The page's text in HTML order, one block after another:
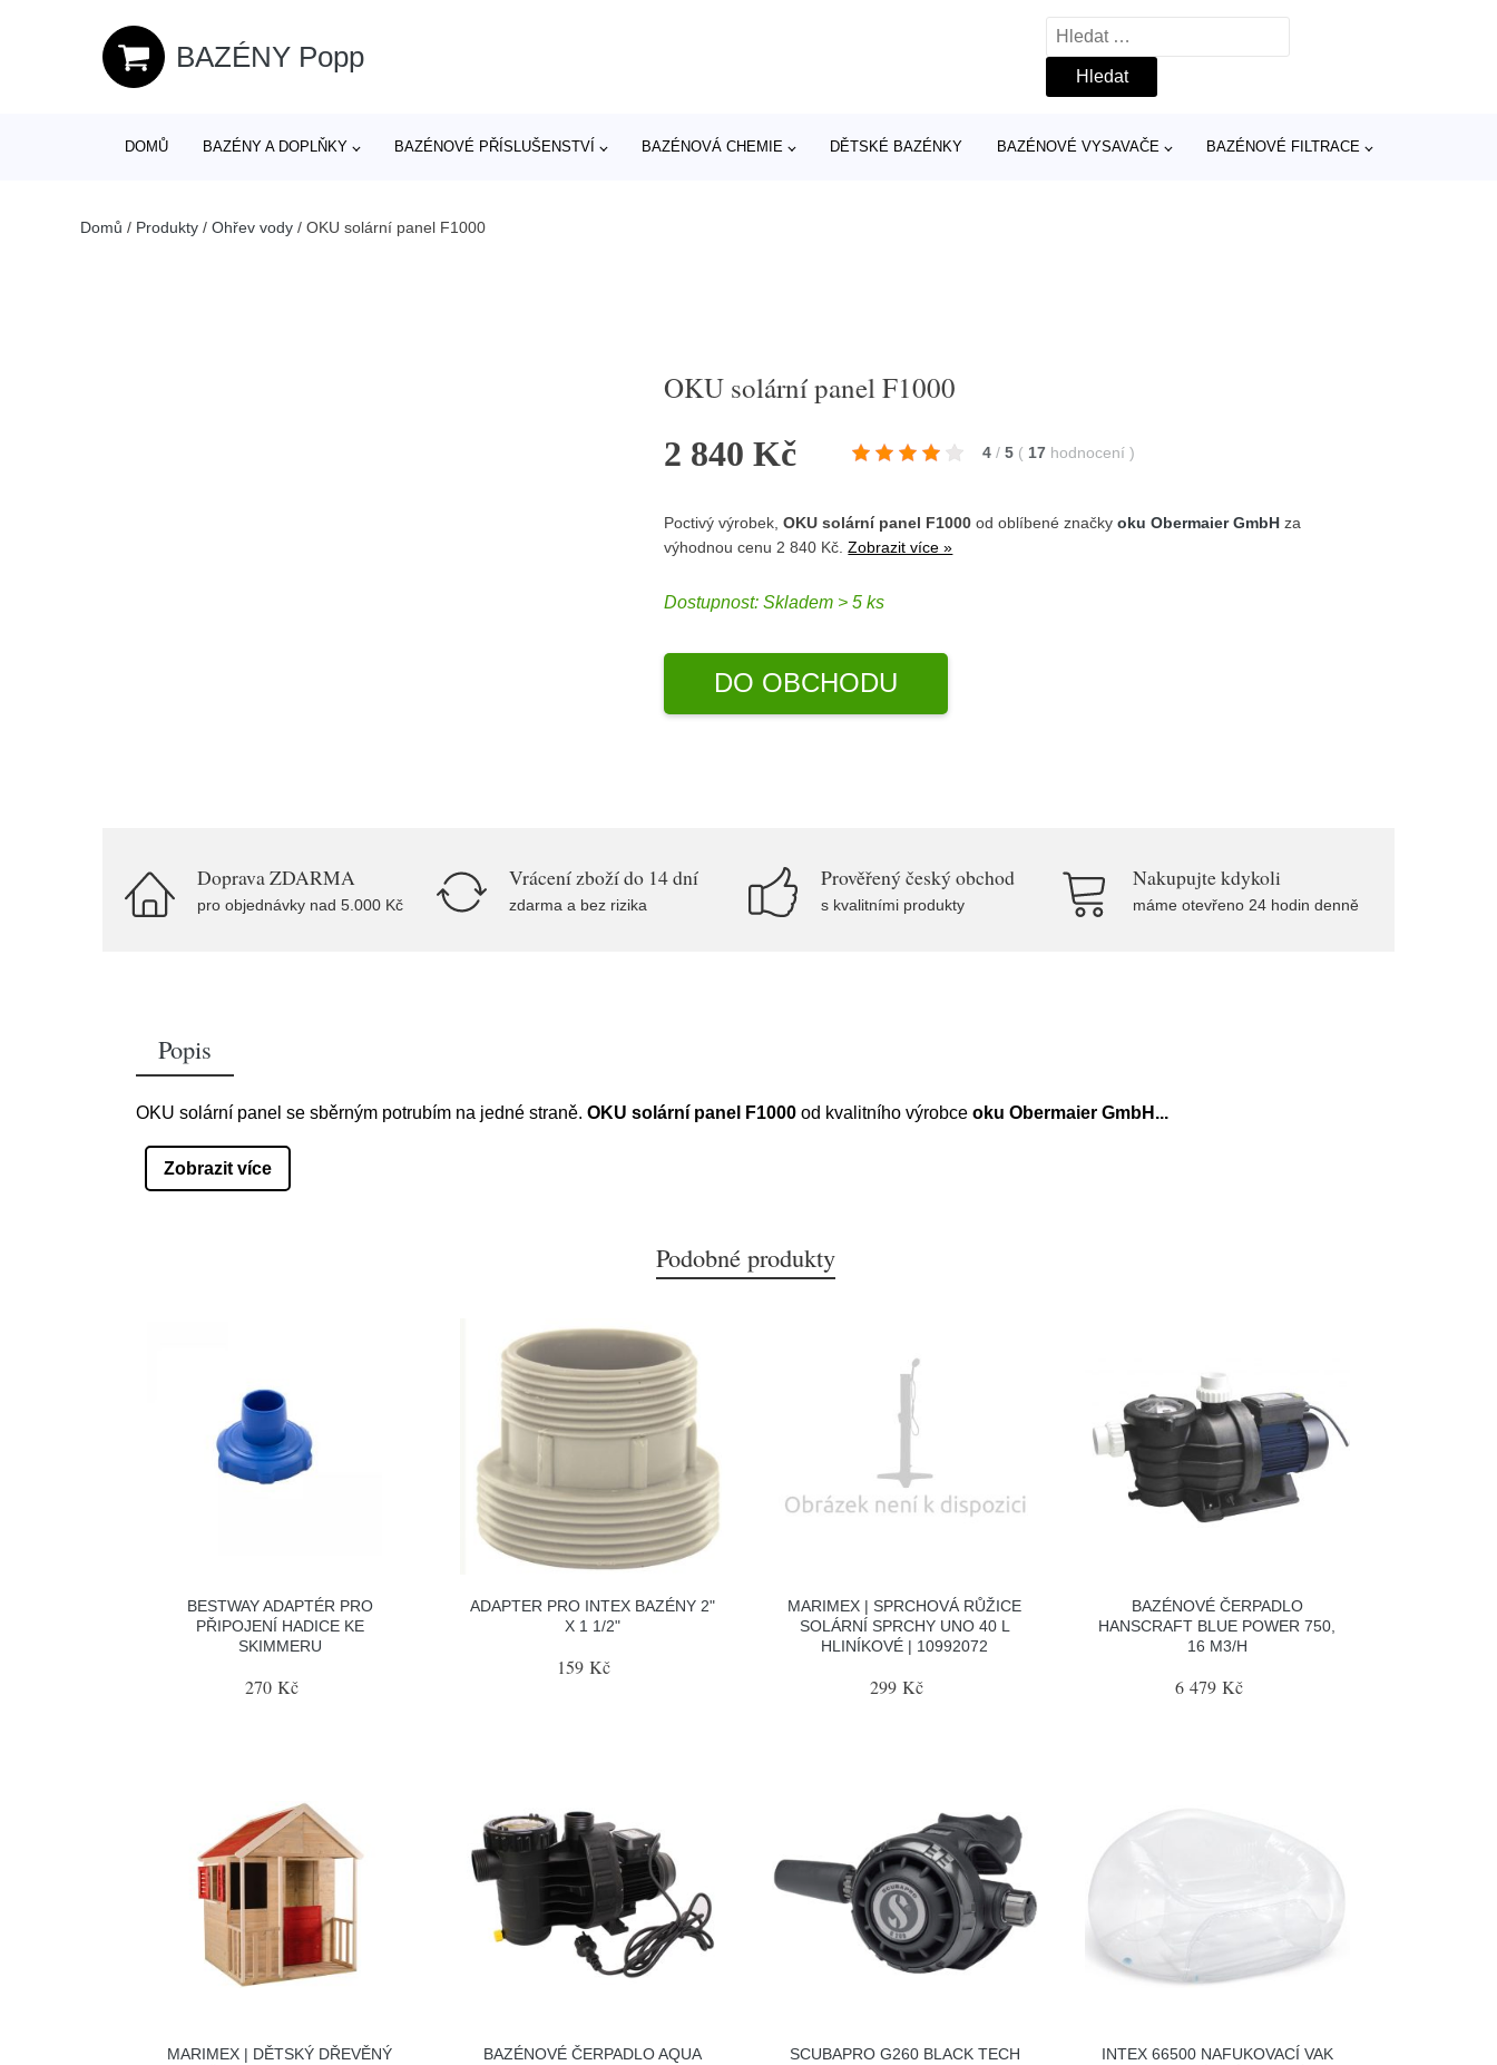
BAZÉNY Popp
Vyhledávání
DOMŮ BAZÉNY A DOPLŇKY BAZÉNOVÉ PŘÍSLUŠENSTVÍ BAZÉNOVÁ CHEMIE DĚTSKÉ BAZÉNKY BAZÉNOVÉ VYSAVAČE BAZÉNOVÉ FILTRACE
Domů / Produkty / Ohřev vody / OKU solární panel F1000
OKU solární panel F1000
2 840 Kč 4 / 5 ( 17 hodnocení)
Poctivý výrobek,OKU solární panel F1000 od oblíbené značkyoku Obermaier GmbH za
výhodnou cenu 2 840 Kč.Zobrazit více »
Dostupnost:Skladem > 5 ks
DO OBCHODU
Doprava ZDARMA
pro objednávky nad 5.000 Kč
Vrácení zboží do 14 dní
zdarma a bez rizika
Prověřený český obchod
s kvalitními produkty
Nakupujte kdykoli
máme otevřeno 24 hodin denně
Popis
OKU solární panel se sběrným potrubím na jedné straně. OKU solární panel F1000 od kvalitního výrobce oku Obermaier GmbH...
Zobrazit více
Podobné produkty
BESTWAY ADAPTÉR PRO
PŘIPOJENÍ HADICE KE
SKIMMERU
270 Kč
ADAPTER PRO INTEX BAZÉNY 2"
X 1 1/2"
159 Kč
MARIMEX | SPRCHOVÁ RŮŽICE
SOLÁRNÍ SPRCHY UNO 40 L
HLINÍKOVÉ | 10992072
299 Kč
BAZÉNOVÉ ČERPADLO
HANSCRAFT BLUE POWER 750,
16 M3/H
6 479 Kč
MARIMEX | DĚTSKÝ DŘEVĚNÝ
BAZÉNOVÉ ČERPADLO AQUA
SCUBAPRO G260 BLACK TECH
INTEX 66500 NAFUKOVACÍ VAK